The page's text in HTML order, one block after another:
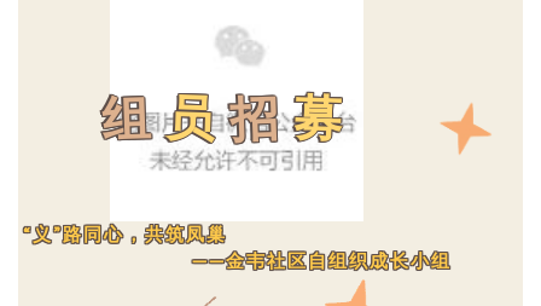
组员招募
“义”路同心，共筑凤巢
——金韦社区自组织成长小组